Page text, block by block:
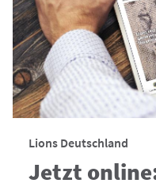
Lions Deutschland
Jetzt